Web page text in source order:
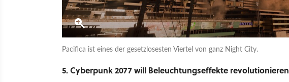
Pacifica ist eines der gesetzlosesten Viertel von ganz Night City.
5. Cyberpunk 2077 will Beleuchtungseffekte revolutionieren